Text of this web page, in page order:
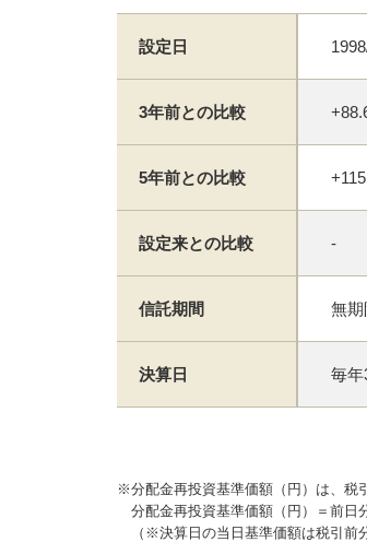
設定日
3年前との比較
5年前との比較
設定来との比較 -
信託期間 無期
決算日 毎年
※分配金再投資基準価額（円）は、税
分配金再投資基準価額（円）＝前日
（※決算日の当日基準価額は税引前